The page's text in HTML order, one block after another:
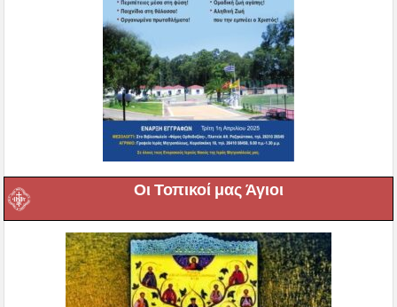
Οι Τοπικοί μας Άγιοι